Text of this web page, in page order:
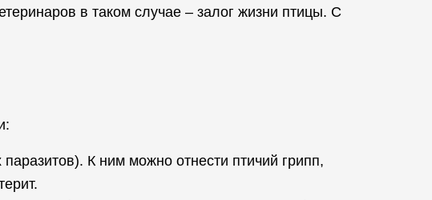
в таком случае – залог жизни птицы. С
К ним можно отнести птичий грипп,